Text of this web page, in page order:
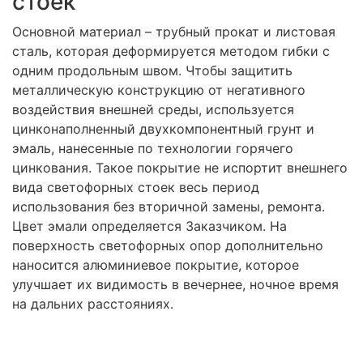
Основной материал – трубный прокат и листовая
сталь, которая деформируется методом гибки с
одним продольным швом. Чтобы защитить
металлическую конструкцию от негативного
воздействия внешней среды, используется
цинконаполненный двухкомпонентный грунт и
эмаль, нанесенные по технологии горячего
цинкования. Такое покрытие не испортит внешнего
вида светофорных стоек весь период
использования без вторичной замены, ремонта.
Цвет эмали определяется Заказчиком. На
поверхность светофорных опор дополнительно
наносится алюминиевое покрытие, которое
улучшает их видимость в вечернее, ночное время
на дальних расстояниях.